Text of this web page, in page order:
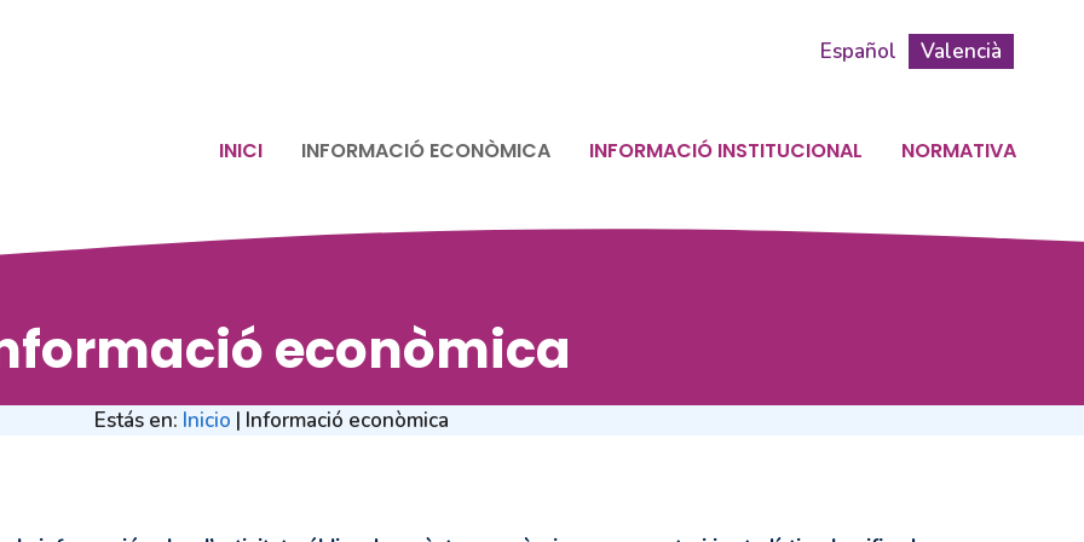
Español Valencià
INICI INFORMACIÓ ECONÒMICA INFORMACIÓ INSTITUCIONAL NORMATIVA
econòmica
Estás en: Inicio | Informació econòmica